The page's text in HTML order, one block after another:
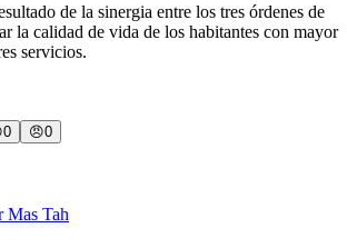
de la sinergia entre los tres órdenes de
la calidad de vida de los habitantes con mayor
servicios.
0 😠0
Mas Tah